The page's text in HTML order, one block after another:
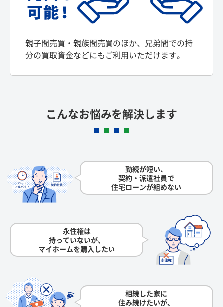
親子間売買・親族間売買のほか、兄弟間での持
分の買取資金などにもご利用いただけます。
こんなお悩みを解決します
勤続が短い、
契約・派遣社員で
住宅ローンが組めない
永住権は
持っていないが、
マイホームを購入したい
相続した家に
住み続けたいが、